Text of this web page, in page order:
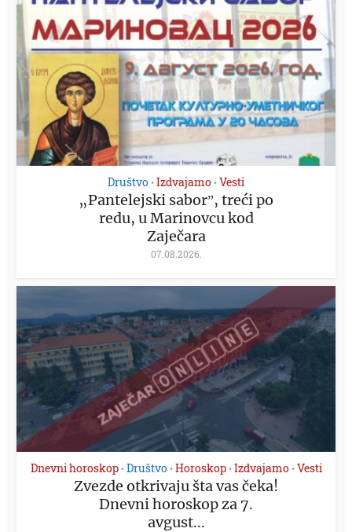
Društvo • Izdvajamo • Vesti
„Pantelejski saborˮ, treći po
redu, u Marinovcu kod
Zaječara
07.08.2026.
Dnevni horoskop • Društvo • Horoskop • Izdvajamo • Vesti
Zvezde otkrivaju šta vas čeka!
Dnevni horoskop za 7.
avgust...